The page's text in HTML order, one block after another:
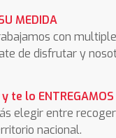
MEDIDA
con
de disfrutar y
y te lo
elegir entre
nacional.